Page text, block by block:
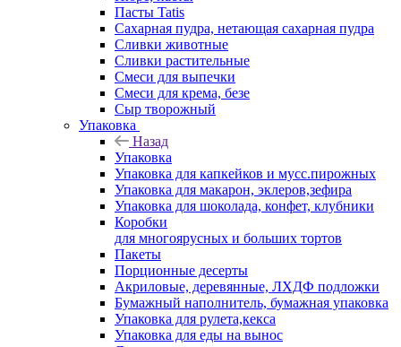
Пасты Tatis
Сахарная пудра, нетающая сахарная пудра
Сливки животные
Сливки растительные
Смеси для выпечки
Смеси для крема, безе
Сыр творожный
Упаковка
Назад
Упаковка
Упаковка для капкейков и мусс.пирожных
Упаковка для макарон, эклеров,зефира
Упаковка для шоколада, конфет, клубники
Коробки
для многоярусных и больших тортов
Пакеты
Порционные десерты
Акриловые, деревянные, ЛХДФ подложки
Бумажный наполнитель, бумажная упаковка
Упаковка для рулета,кекса
Упаковка для еды на вынос